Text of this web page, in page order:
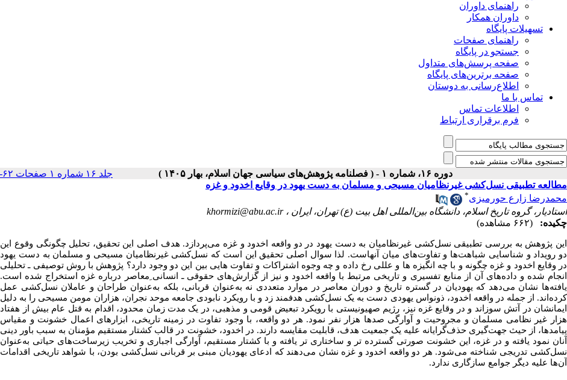
راهنمای داوران
داوران همکار
تسهیلات پایگاه
راهنمای صفحات
جستجو در پایگاه
صفحه پرسش‌های متداول
صفحه برترین‌های پایگاه
اطلاع‌رسانی به دوستان
تماس با ما
اطلاعات تماس
فرم برقراری ارتباط
دوره ۱۶، شماره ۱ - ( فصلنامه پژوهش‌های سیاسی جهان اسلام، بهار ۱۴۰۵ ) جلد ۱۶ شماره ۱ صفحات ۶۲-۴۷
مطالعه تطبیقی نسل‌کشی غیرنظامیان مسیحی و مسلمان به دست یهود در وقایع اخدود و غزه
محمدرضا زارع حورمیزی*
استادیار، گروه تاریخ اسلام، دانشگاه بین‌المللی اهل بیت (ع) تهران، ایران ،khormizi@abu.ac.ir
چکیده:
(۶۶۲ مشاهده)
این پژوهش به بررسی تطبیقی نسل‌کشی غیرنظامیان به دست یهود در دو واقعه اخدود و غزه می‌پردازد. هدف اصلی این تحقیق، تحلیل چگونگی وقوع این
دو رویداد و شناسایی شباهت‌ها و تفاوت‌های میان آنهاست. لذا سوال اصلی تحقیق این است که نسل‌کشی غیرنظامیان مسیحی و مسلمان به دست یهود
در وقایع اخدود و غزه چگونه و با چه انگیزه ها و عللی رخ داده و چه وجوه اشتراکات و تفاوت هایی بین این دو وجود دارد؟ پژوهش با روش توصیفی ـ تحلیلی
انجام شده و داده‌های آن از منابع تفسیری و تاریخی مرتبط با واقعه اخدود و نیز از گزارش‌های حقوقی ـ انسانی ِمعاصر درباره غزه استخراج شده است.
یافته‌ها نشان می‌دهد که یهودیان در گستره تاریخ و دوران معاصر در موارد متعددی نه به‌عنوان قربانی، بلکه به‌عنوان طراحان و عاملان نسل‌کشی عمل
کرده‌اند. از جمله در واقعه اخدود، ذونواس یهودی دست به یک نسل‌کشی هدفمند زد و با رویکرد نابودی جامعه موحد نجران، هزاران مومن مسیحی را به دلیل
ایمانشان در آتش سوزاند و در وقایع غزه نیز، رژیم صهیونیستی با رویکرد تبعیض قومی و مذهبی، در یک مدت زمان محدود، اقدام به قتل عام بیش از هفتاد
هزار غیر نظامی مسلمان و مجروحیت و آوارگی صدها هزار نفر نمود. هر دو واقعه، با وجود تفاوت در زمینه تاریخی، ابزارهای اعمال خشونت و مقیاس
پیامدها، از حیث جهت‌گیری حذف‌گرایانه علیه یک جمعیت هدف، قابلیت مقایسه دارند. در اخدود، خشونت در قالب کشتار مستقیم مؤمنان به سبب باور دینی
آنان نمود یافته و در غزه، این خشونت صورتی گسترده تر و ساختاری تر یافته و با کشتار مستقیم، آوارگی اجباری و تخریب زیرساخت‌های حیاتی به‌عنوان
نسل‌کشی تدریجی شناخته می‌شود. هر دو واقعه اخدود و غزه نشان می‌دهند که ادعای یهودیان مبنی بر قربانی نسل‌کشی بودن، با شواهد تاریخی اقدامات
آن‌ها علیه دیگر جوامع سازگاری ندارد.